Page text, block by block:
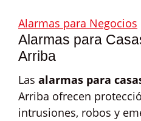
Alarmas para Negocios
Alarmas para
Arriba
Las alarmas para
Arriba ofrecen
intrusiones, robos y